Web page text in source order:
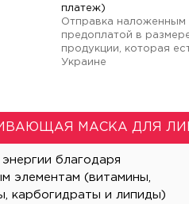
платеж)
Отправка наложенным
предоплатой в
продукции, которая
Украине
МАСКА ДЛЯ